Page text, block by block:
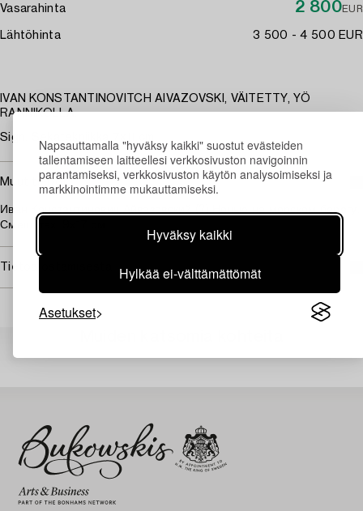
Napsauttamalla "hyväksy kaikki" suostut evästeiden
tallentamiseen laitteellesi verkkosivuston navigoinnin
parantamiseksi, verkkosivuston käytön analysoimiseksi ja
markkinointimme mukauttamiseksi.
Hyväksy kaikki
Hylkää ei-välttämättömät
Asetukset
Vasarahinta 2 800EUR
Lähtöhinta 3 500 - 4 500 EUR
IVAN KONSTANTINOVITCH AIVAZOVSKI, VÄITETTY, YÖ
RANNIKOLLA.
Sign. Sekatekniikka 7x11 cm.
Muut tiedot
Иван Константинович Айвазовский (?) Ночью на морском берегу.
Смеш. тех. 9х17 см.
Tietoa ostamisesta